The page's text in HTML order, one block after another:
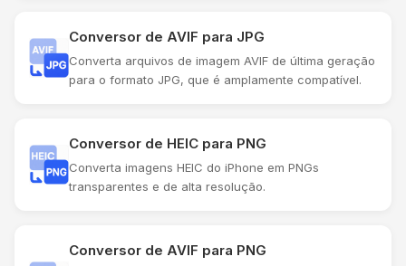
Conversor de AVIF para JPG
Converta arquivos de imagem AVIF de última geração
para o formato JPG, que é amplamente compatível.
Conversor de HEIC para PNG
Converta imagens HEIC do iPhone em PNGs
transparentes e de alta resolução.
Conversor de AVIF para PNG